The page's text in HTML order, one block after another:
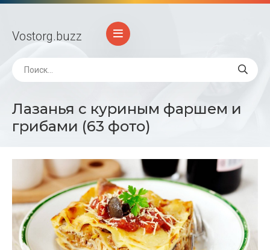
Vostorg.buzz
Лазанья с куриным фаршем и
грибами (63 фото)